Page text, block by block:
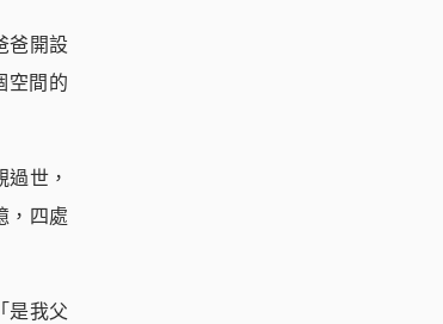
爸開設
空間的
世，
，四處
是我父